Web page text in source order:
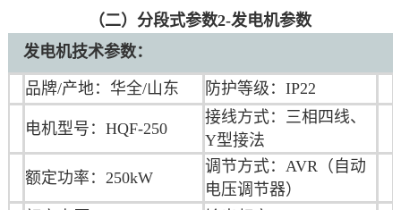
（二）分段式参数2-发电机参数
发电机技术参数：
品牌/产地：华全/山东 防护等级：IP22
电机型号：HQF-250
接线方式：三相四线、
Y型接法
额定功率：250kW
调节方式：AVR（自动
电压调节器）